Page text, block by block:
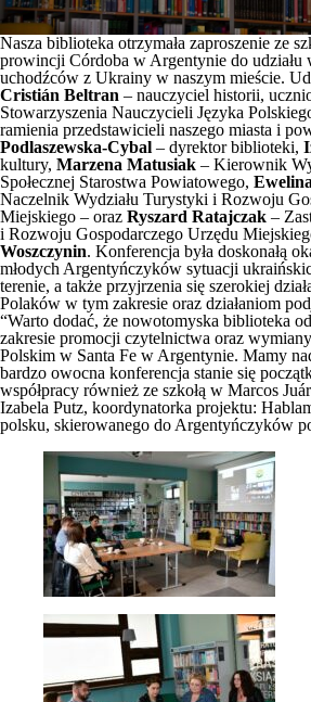
Nasza biblioteka otrzymała zaproszenie ze
prowincji Córdoba w Argentynie do udziału
uchodźców z Ukrainy w naszym mieście.
Cristián Beltran – nauczyciel historii,
Stowarzyszenia Nauczycieli Języka
ramienia przedstawicieli naszego miasta i
Podlaszewska-Cybal – dyrektor biblioteki,
kultury, Marzena Matusiak – Kierownik
Społecznej Starostwa Powiatowego,
Naczelnik Wydziału Turystyki i Rozwoju
Miejskiego – oraz Ryszard Ratajczak –
i Rozwoju Gospodarczego Urzędu
Woszczynin. Konferencja była doskonałą
młodych Argentyńczyków sytuacji
terenie, a także przyjrzenia się szerokiej
Polaków w tym zakresie oraz działaniom
“Warto dodać, że nowotomyska biblioteka
zakresie promocji czytelnictwa oraz
Polskim w Santa Fe w Argentynie. Mamy
bardzo owocna konferencja stanie się
współpracy również ze szkołą w Marcos
Izabela Putz, koordynatorka projektu:
polsku, skierowanego do Argentyńczyków